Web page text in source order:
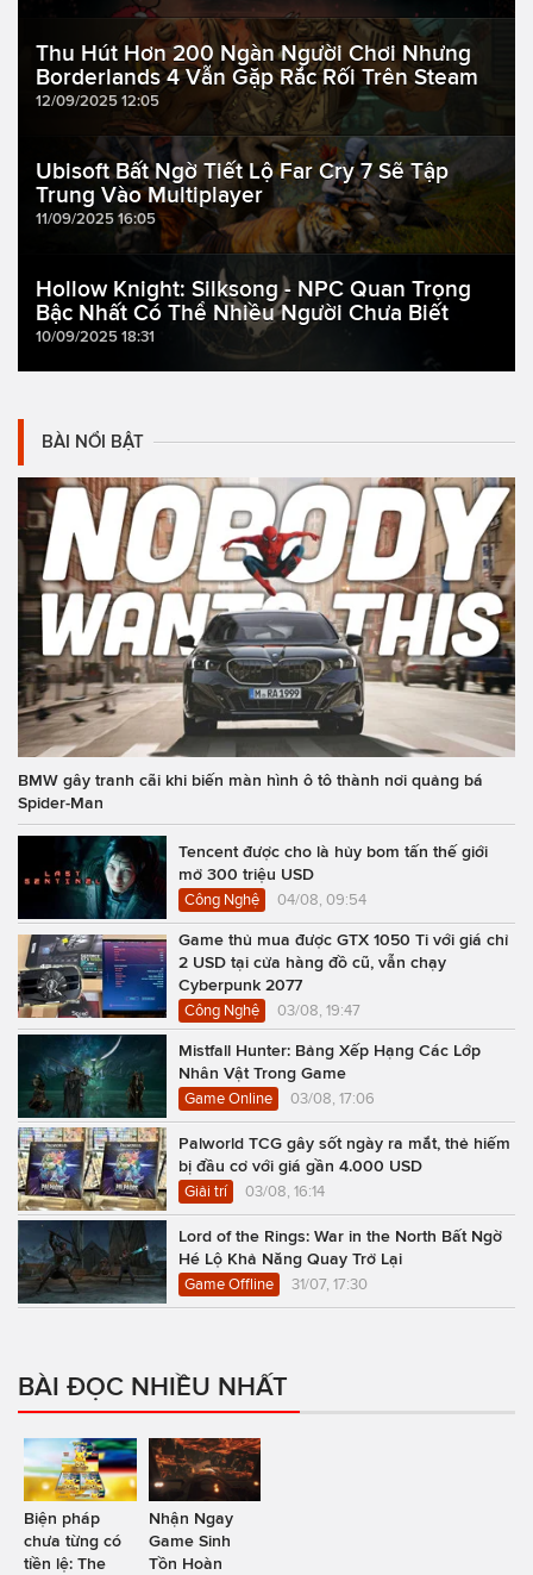
Thu Hút Hơn 200 Ngàn Người Chơi Nhưng
Borderlands 4 Vẫn Gặp Rắc Rối Trên Steam
12/09/2025 12:05
Ubisoft Bất Ngờ Tiết Lộ Far Cry 7 Sẽ Tập
Trung Vào Multiplayer
11/09/2025 16:05
Hollow Knight: Silksong - NPC Quan Trọng
Bậc Nhất Có Thể Nhiều Người Chưa Biết
10/09/2025 18:31
BÀI NỔI BẬT
BMW gây tranh cãi khi biến màn hình ô tô thành nơi quảng bá
Spider-Man
Tencent được cho là hủy bom tấn thế giới
mở 300 triệu USD
Công Nghệ 04/08, 09:54
Game thủ mua được GTX 1050 Ti với giá chỉ
2 USD tại cửa hàng đồ cũ, vẫn chạy
Cyberpunk 2077
Công Nghệ 03/08, 19:47
Mistfall Hunter: Bảng Xếp Hạng Các Lớp
Nhân Vật Trong Game
Game Online 03/08, 17:06
Palworld TCG gây sốt ngày ra mắt, thẻ hiếm
bị đầu cơ với giá gần 4.000 USD
Giải trí 03/08, 16:14
Lord of the Rings: War in the North Bất Ngờ
Hé Lộ Khả Năng Quay Trở Lại
Game Offline 31/07, 17:30
BÀI ĐỌC NHIỀU NHẤT
Biện pháp
chưa từng có
tiền lệ: The
Nhận Ngay
Game Sinh
Tồn Hoàn